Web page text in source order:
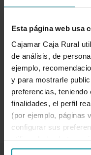
Esta página web usa
Cajamar Caja Rural
de análisis, de
ejemplo,
y para mostrarle
preferencias,
finalidades, el perfil
(por ejemplo, páginas
configurar sus
“Detalles”. También
1 de 7